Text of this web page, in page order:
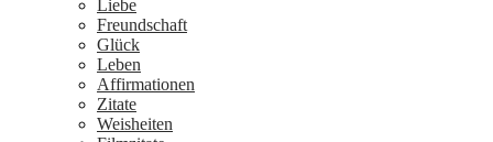
Liebe
Freundschaft
Glück
Leben
Affirmationen
Zitate
Weisheiten